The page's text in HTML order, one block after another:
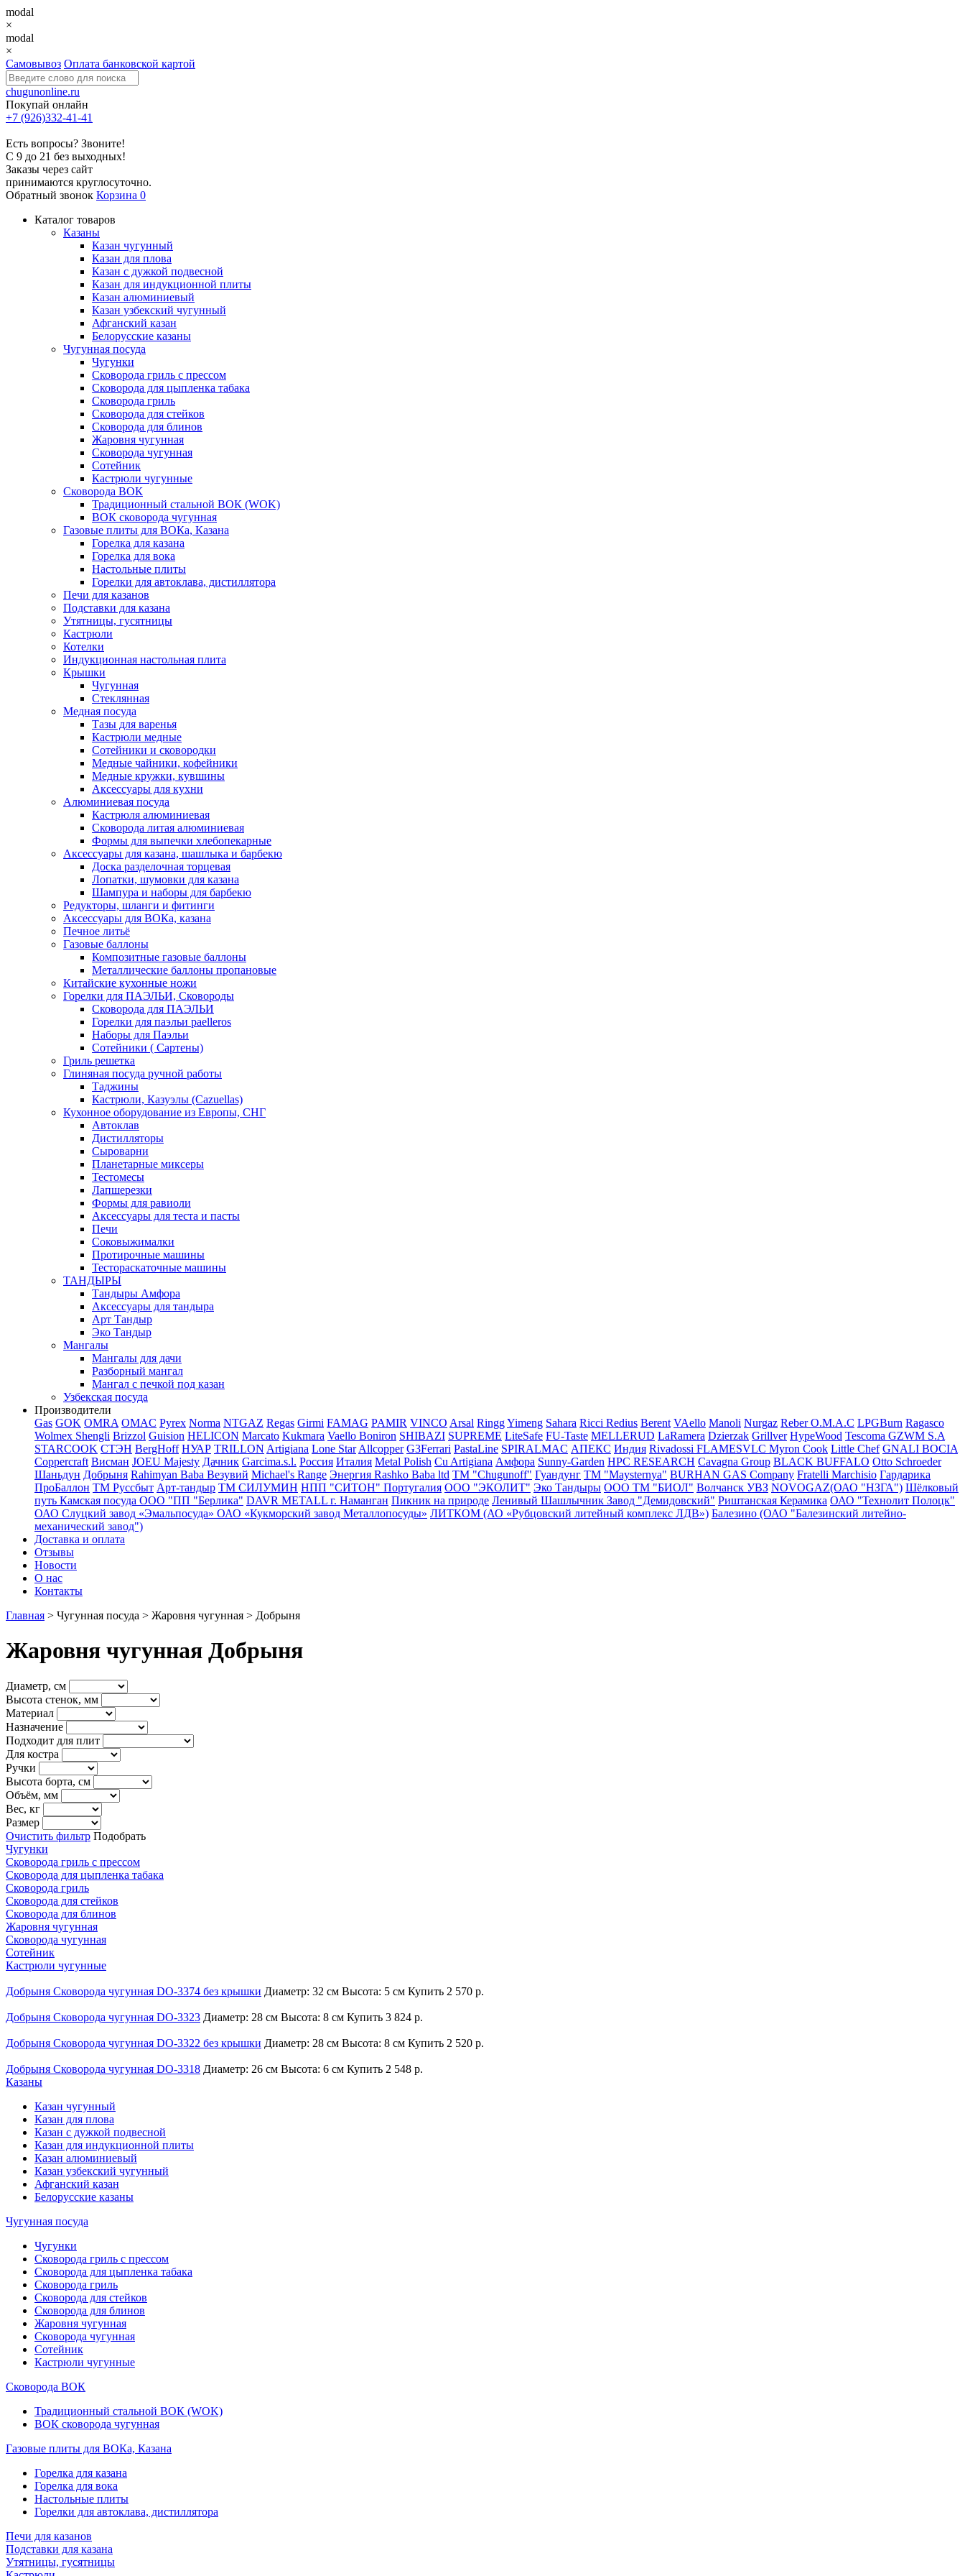
modal
×
modal
×
Самовывоз Оплата банковской картой
chugunonline.ru
Покупай онлайн
+7 (926)332-41-41
Есть вопросы? Звоните!
С 9 до 21 без выходных!
Заказы через сайт
принимаются круглосуточно.
Обратный звонок Корзина 0
Каталог товаров
Казаны
Казан чугунный
Казан для плова
Казан с дужкой подвесной
Казан для индукционной плиты
Казан алюминиевый
Казан узбекский чугунный
Афганский казан
Белорусские казаны
Чугунная посуда
Чугунки
Сковорода гриль с прессом
Сковорода для цыпленка табака
Сковорода гриль
Сковорода для стейков
Сковорода для блинов
Жаровня чугунная
Сковорода чугунная
Сотейник
Кастрюли чугунные
Сковорода ВОК
Традиционный стальной ВОК (WOK)
ВОК сковорода чугунная
Газовые плиты для ВОКа, Казана
Горелка для казана
Горелка для вока
Настольные плиты
Горелки для автоклава, дистиллятора
Печи для казанов
Подставки для казана
Утятницы, гусятницы
Кастрюли
Котелки
Индукционная настольная плита
Крышки
Чугунная
Стеклянная
Медная посуда
Тазы для варенья
Кастрюли медные
Сотейники и сковородки
Медные чайники, кофейники
Медные кружки, кувшины
Аксессуары для кухни
Алюминиевая посуда
Кастрюля алюминиевая
Сковорода литая алюминиевая
Формы для выпечки хлебопекарные
Аксессуары для казана, шашлыка и барбекю
Доска разделочная торцевая
Лопатки, шумовки для казана
Шампура и наборы для барбекю
Редукторы, шланги и фитинги
Аксессуары для ВОКа, казана
Печное литьё
Газовые баллоны
Композитные газовые баллоны
Металлические баллоны пропановые
Китайские кухонные ножи
Горелки для ПАЭЛЬИ, Сковороды
Сковорода для ПАЭЛЬИ
Горелки для паэльи paelleros
Наборы для Паэльи
Сотейники ( Сартены)
Гриль решетка
Глиняная посуда ручной работы
Таджины
Кастрюли, Казуэлы (Cazuellas)
Кухонное оборудование из Европы, СНГ
Автоклав
Дистилляторы
Сыроварни
Планетарные миксеры
Тестомесы
Лапшерезки
Формы для равиоли
Аксессуары для теста и пасты
Печи
Соковыжималки
Протирочные машины
Тестораскаточные машины
ТАНДЫРЫ
Тандыры Амфора
Аксессуары для тандыра
Арт Тандыр
Эко Тандыр
Мангалы
Мангалы для дачи
Разборный мангал
Мангал с печкой под казан
Узбекская посуда
Производители
Gas GOK OMRA OMAC Pyrex Norma NTGAZ Regas Girmi FAMAG PAMIR VINCO Arsal RinggYimeng Sahara Ricci Redius Berent VAello Manoli Nurgaz ReberO.M.A.C LPGBurn Ragasco
Wolmex Shengli Brizzol Guision HELICON Marcato Kukmara Vaello Boniron SHIBAZI SUPREME LiteSafe FU-Taste MELLERUD LaRamera Dzierzak Grillver HypeWood Tescoma GZWM S.A
STARCOOK СТЭН BergHoff НУАР TRILLON Artigiana Lone Star Allcopper G3Ferrari PastaLine SPIRALMAC АПЕКС Индия Rivadossi FLAMESVLC Myron Cook Little Chef GNALI BOCIA
Coppercraft Висман JOEU Majesty Дачник Garcima.s.l. Россия Италия Metal Polish Cu Artigiana Амфора Sunny-Garden HPC RESEARCH Cavagna Group BLACK BUFFALO Otto Schroeder
Шаньдун Добрыня Rahimyan Baba Везувий Michael's Range Энергия Rashko Baba ltd ТМ "Chugunoff" Гуандунг ТМ "Maysternya" BURHAN GAS Company Fratelli Marchisio Гардарика
ПроБаллон ТМ Руссбыт Арт-тандыр ТМ СИЛУМИН НПП "СИТОН" Португалия ООО "ЭКОЛИТ" Эко Тандыры ООО ТМ "БИОЛ" Волчанск УВЗ NOVOGAZ(ОАО "НЗГА") Шёлковый
путь Камская посуда ООО "ПП "Берлика" DAVR METALL г. Наманган Пикник на природе Ленивый Шашлычник Завод "Демидовский" Риштанская Керамика ОАО "Технолит Полоцк"
ОАО Слуцкий завод «Эмальпосуда» ОАО «Кукморский завод Металлопосуды» ЛИТКОМ (АО «Рубцовский литейный комплекс ЛДВ») Балезино (ОАО "Балезинский литейно-
механический завод")
Доставка и оплата
Отзывы
Новости
О нас
Контакты
Главная > Чугунная посуда > Жаровня чугунная > Добрыня
Жаровня чугунная Добрыня
Диаметр, см
Высота стенок, мм
Материал
Назначение
Подходит для плит
Для костра
Ручки
Высота борта, см
Объём, мм
Вес, кг
Размер
Очистить фильтр Подобрать
Чугунки
Сковорода гриль с прессом
Сковорода для цыпленка табака
Сковорода гриль
Сковорода для стейков
Сковорода для блинов
Жаровня чугунная
Сковорода чугунная
Сотейник
Кастрюли чугунные
Добрыня Сковорода чугунная DO-3374 без крышки Диаметр: 32 см Высота: 5 см Купить 2 570 р.
Добрыня Сковорода чугунная DO-3323 Диаметр: 28 см Высота: 8 см Купить 3 824 р.
Добрыня Сковорода чугунная DO-3322 без крышки Диаметр: 28 см Высота: 8 см Купить 2 520 р.
Добрыня Сковорода чугунная DO-3318 Диаметр: 26 см Высота: 6 см Купить 2 548 р.
Казаны
Казан чугунный
Казан для плова
Казан с дужкой подвесной
Казан для индукционной плиты
Казан алюминиевый
Казан узбекский чугунный
Афганский казан
Белорусские казаны
Чугунная посуда
Чугунки
Сковорода гриль с прессом
Сковорода для цыпленка табака
Сковорода гриль
Сковорода для стейков
Сковорода для блинов
Жаровня чугунная
Сковорода чугунная
Сотейник
Кастрюли чугунные
Сковорода ВОК
Традиционный стальной ВОК (WOK)
ВОК сковорода чугунная
Газовые плиты для ВОКа, Казана
Горелка для казана
Горелка для вока
Настольные плиты
Горелки для автоклава, дистиллятора
Печи для казанов
Подставки для казана
Утятницы, гусятницы